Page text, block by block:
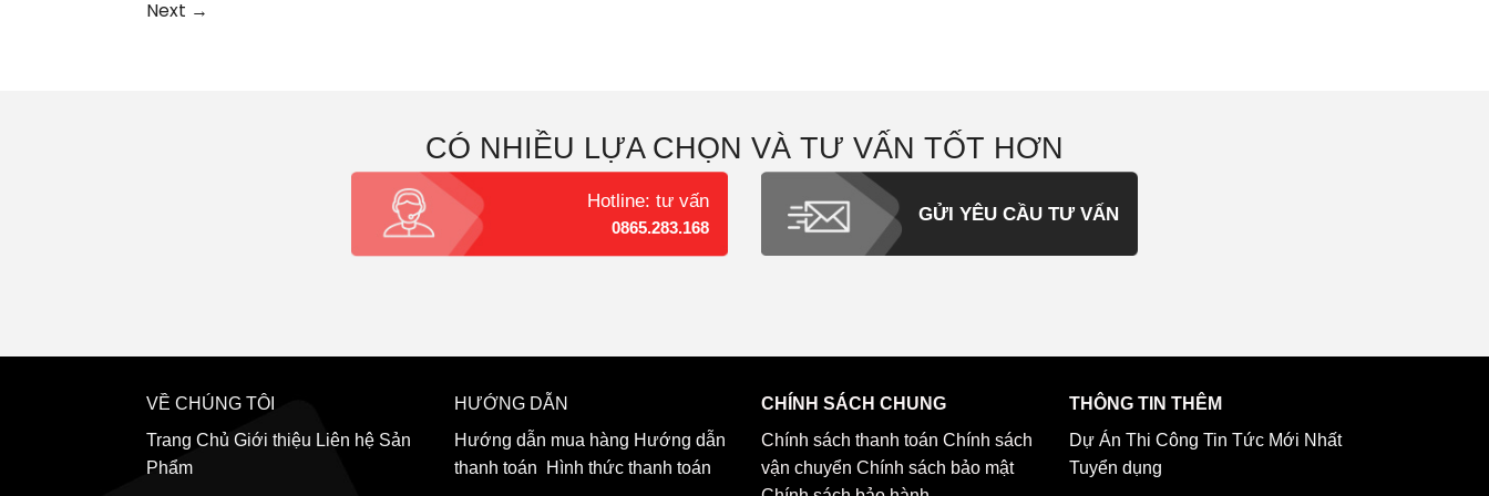
Next →
CÓ NHIỀU LỰA CHỌN VÀ TƯ VẤN TỐT HƠN
Hotline: tư vấn
0865.283.168
GỬI YÊU CẦU TƯ VẤN
VỀ CHÚNG TÔI
Trang Chủ Giới thiệu Liên hệ Sản
Phẩm
HƯỚNG DẪN
Hướng dẫn mua hàng Hướng dẫn
thanh toán
Hình thức thanh toán
CHÍNH SÁCH CHUNG
Chính sách thanh toán Chính sách
vận chuyển Chính sách bảo mật
THÔNG TIN THÊM
Dự Án Thi Công Tin Tức Mới Nhất
Tuyển dụng